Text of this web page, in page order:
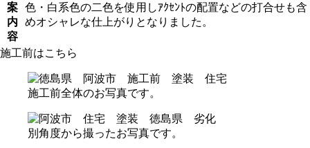
案
内
容
色・白系色の二色を使用しｱｸｾﾝﾄの配置などの打合せも含
めオシャレな仕上がりとなりました。
施工前はこちら
施工前全体のお写真です。
別角度から撮ったお写真です。